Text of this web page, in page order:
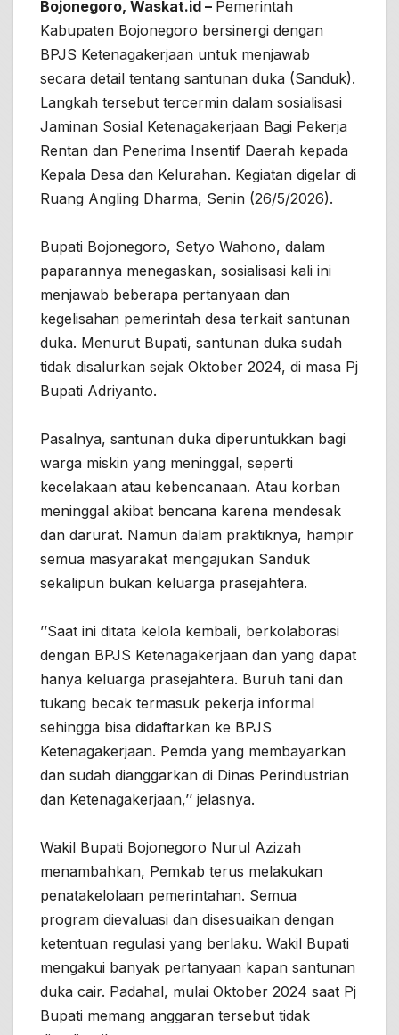
Bojonegoro, Waskat.id – Pemerintah
Kabupaten Bojonegoro bersinergi dengan
BPJS Ketenagakerjaan untuk menjawab
secara detail tentang santunan duka (Sanduk).
Langkah tersebut tercermin dalam sosialisasi
Jaminan Sosial Ketenagakerjaan Bagi Pekerja
Rentan dan Penerima Insentif Daerah kepada
Kepala Desa dan Kelurahan. Kegiatan digelar di
Ruang Angling Dharma, Senin (26/5/2026).
Bupati Bojonegoro, Setyo Wahono, dalam
paparannya menegaskan, sosialisasi kali ini
menjawab beberapa pertanyaan dan
kegelisahan pemerintah desa terkait santunan
duka. Menurut Bupati, santunan duka sudah
tidak disalurkan sejak Oktober 2024, di masa Pj
Bupati Adriyanto.
Pasalnya, santunan duka diperuntukkan bagi
warga miskin yang meninggal, seperti
kecelakaan atau kebencanaan. Atau korban
meninggal akibat bencana karena mendesak
dan darurat. Namun dalam praktiknya, hampir
semua masyarakat mengajukan Sanduk
sekalipun bukan keluarga prasejahtera.
’’Saat ini ditata kelola kembali, berkolaborasi
dengan BPJS Ketenagakerjaan dan yang dapat
hanya keluarga prasejahtera. Buruh tani dan
tukang becak termasuk pekerja informal
sehingga bisa didaftarkan ke BPJS
Ketenagakerjaan. Pemda yang membayarkan
dan sudah dianggarkan di Dinas Perindustrian
dan Ketenagakerjaan,’’ jelasnya.
Wakil Bupati Bojonegoro Nurul Azizah
menambahkan, Pemkab terus melakukan
penatakelolaan pemerintahan. Semua
program dievaluasi dan disesuaikan dengan
ketentuan regulasi yang berlaku. Wakil Bupati
mengakui banyak pertanyaan kapan santunan
duka cair. Padahal, mulai Oktober 2024 saat Pj
Bupati memang anggaran tersebut tidak